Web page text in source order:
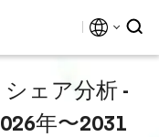
ェア分析 -
年〜2031